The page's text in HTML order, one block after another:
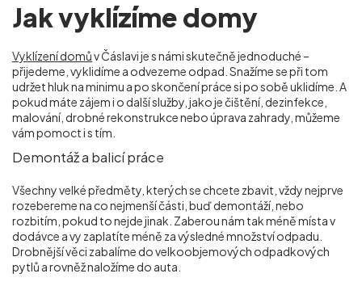
Jak vyklízíme domy
Vyklízení domův Čáslavi je s námi skutečně jednoduché –
přijedeme, vyklidíme a odvezeme odpad. Snažíme se při tom
udržet hluk na minimu a po skončení práce si po sobě uklidíme. A
pokud máte zájem i o další služby, jako je čištění, dezinfekce,
malování, drobné rekonstrukce nebo úprava zahrady, můžeme
vám pomoct i s tím.
Demontáž a balicí práce
Všechny velké předměty, kterých se chcete zbavit, vždy nejprve
rozebereme na co nejmenší části, buď demontáží, nebo
rozbitím, pokud to nejde jinak. Zaberou nám tak méně místa v
dodávce a vy zaplatíte méně za výsledné množství odpadu.
Drobnější věci zabalíme do velkoobjemových odpadkových
pytlů a rovněž naložíme do auta.